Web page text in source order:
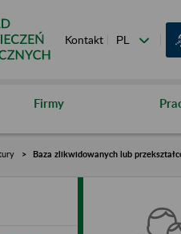
Kontakt
Firmy
Baza zlikwidowanych lub